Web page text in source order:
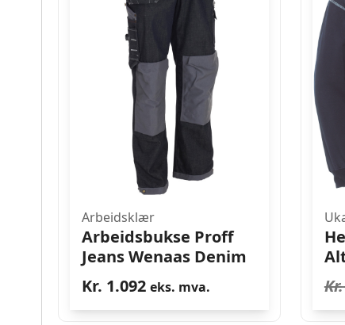
Arbeidsklær
Arbeidsbukse Proff
Jeans Wenaas Denim
Kr. 1.092 eks. mva.
Kr.